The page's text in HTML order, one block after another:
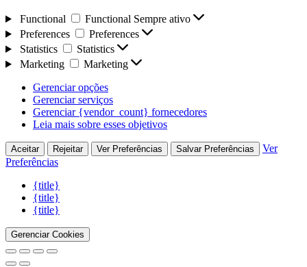
Functional Functional Sempre ativo
Preferences
Preferences
Statistics
Statistics
Marketing
Marketing
Gerenciar opções
Gerenciar serviços
Gerenciar {vendor_count} fornecedores
Leia mais sobre esses objetivos
Aceitar Rejeitar Ver Preferências Salvar Preferências
Ver
Preferências
{title}
{title}
{title}
Gerenciar Cookies